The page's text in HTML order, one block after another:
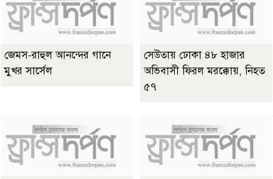
জেমস-রাহুল আনন্দের গানে
মুখর সার্সেল
সেউতায় ঢোকা ৪৮ হাজার
অভিবাসী ফিরল মরক্কোয়, নিহত
৫৭